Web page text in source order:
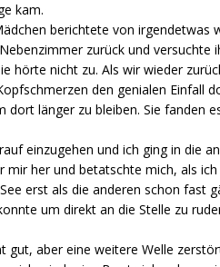
kam.
berichtete von irgendetwas
zurück und versuchte
hörte nicht zu. Als wir wieder
den genialen Einfall
länger zu bleiben. Sie fanden
einzugehen und ich ging in die
her und betatschte mich, als
erst als die anderen schon fast
um direkt an die Stelle zu
aber eine weitere Welle